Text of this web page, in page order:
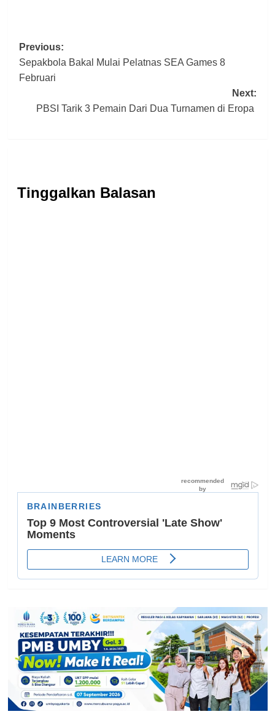
Post
navigation
Previous:
Sepakbola Bakal Mulai Pelatnas SEA Games 8
Februari
Next:
PBSI Tarik 3 Pemain Dari Dua Turnamen di Eropa
Tinggalkan Balasan